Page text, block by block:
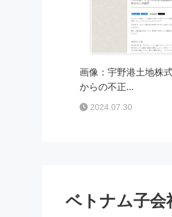
画像：宇野港土地株
からの不正...
2024.07.30
ベトナム子会